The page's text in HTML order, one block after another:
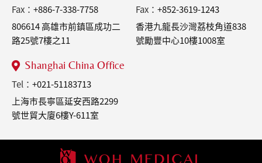
Fax： +886-7-338-7758
806614 高雄市前鎮區成功二
路25號7樓之11
Fax： +852-3619-1243
香港九龍長沙灣荔枝角道838
號勵豐中心10樓1008室
Shanghai China Office
Tel： +021-51183713
上海市長寧區延安西路2299
號世貿大廈6樓Y-611室